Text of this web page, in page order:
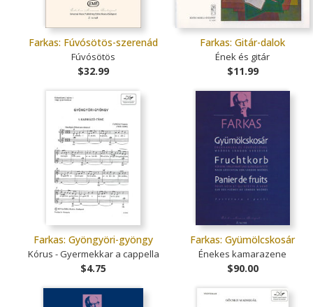
Farkas: Fúvósötös-szerenád
Fúvósötös
$32.99
Farkas: Gitár-dalok
Ének és gitár
$11.99
Farkas: Gyöngyöri-gyöngy
Kórus - Gyermekkar a cappella
$4.75
Farkas: Gyümölcskosár
Énekes kamarazene
$90.00